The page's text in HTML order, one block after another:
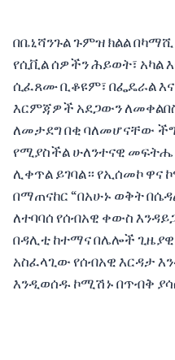
በቤኒሻንጉል ጉምዝ ክልል
የሲቪል ሰዎችን ሕይወት፣ አካል
ሲፈጸሙ ቢቆዩም፣ በፌዴራል
እርምጃዎች አደጋውን
ለመታደግ በቂ ባለመሆናቸው
የሚያስችል ሁለንተናዊ መፍትሔ
ሊቀጥል ይገባል። የኢሰመኮ ዋና
በማጠናከር “በአሁኑ ወቅት
ለተባባሰ የሰብአዊ ቀውስ
በዳሊቲ ከተማና በሌሎች
አስፈላጊው የሰብአዊ እርዳታ
እንዲወሰዱ ኮሚሽኑ በጥብቅ